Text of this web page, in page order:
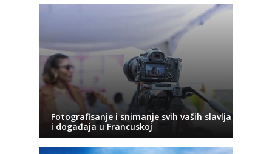
Fotografisanje i snimanje svih vaših slavlja
i događaja u Francuskoj